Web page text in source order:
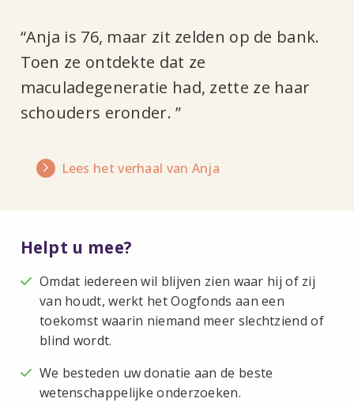
“Anja is 76, maar zit zelden op de bank.
Toen ze ontdekte dat ze
maculadegeneratie had, zette ze haar
schouders eronder. ”
Lees het verhaal van Anja
Helpt u mee?
Omdat iedereen wil blijven zien waar hij of zij
van houdt, werkt het Oogfonds aan een
toekomst waarin niemand meer slechtziend of
blind wordt.
We besteden uw donatie aan de beste
wetenschappelijke onderzoeken.